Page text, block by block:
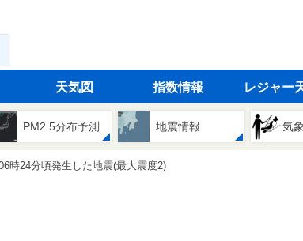
天気図 指数情報 レジャー
PM2.5分布予測 地震情報 気
時24分頃発生した地震(最大震度2)